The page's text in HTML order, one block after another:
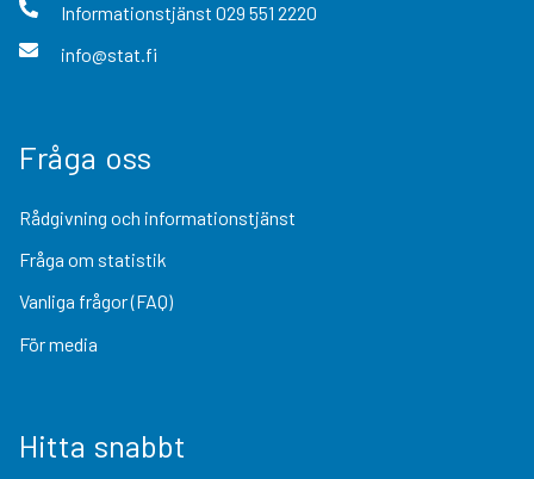
Informationstjänst 029 551 2220
info@stat.fi
Fråga oss
Rådgivning och informationstjänst
Fråga om statistik
Vanliga frågor (FAQ)
För media
Hitta snabbt